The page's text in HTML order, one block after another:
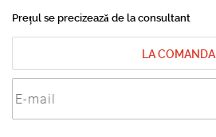
Prețul se precizează de la consultant
LA COMANDA